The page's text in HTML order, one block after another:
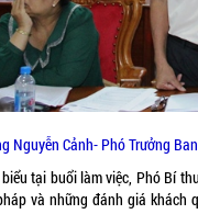
Nguyễn Cảnh- Phó Trưởng
tại buổi làm việc, Phó Bí
và những đánh giá khách